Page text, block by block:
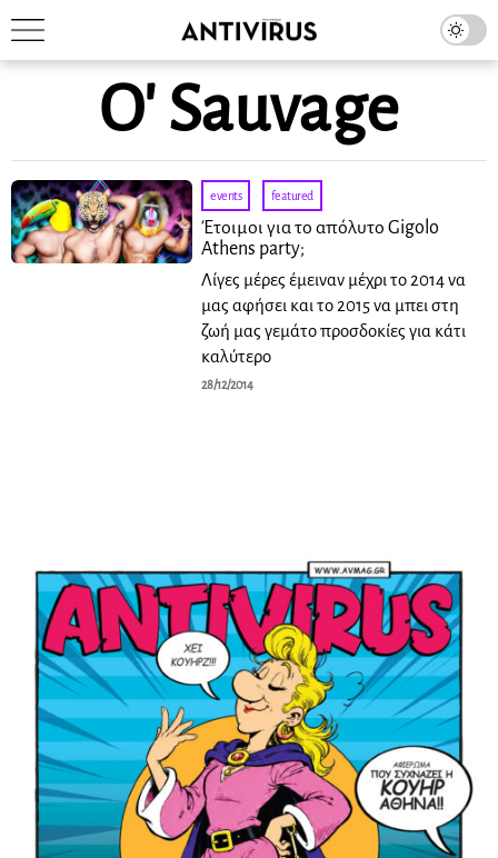
O' Sauvage
events · featured
Έτοιμοι για το απόλυτο Gigolo
Athens party;
Λίγες μέρες έμειναν μέχρι το 2014 να
μας αφήσει και το 2015 να μπει στη
ζωή μας γεμάτο προσδοκίες για κάτι
καλύτερο
28/12/2014